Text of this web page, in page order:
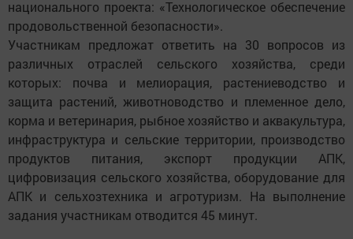
национального проекта: «Технологическое обеспечение
продовольственной безопасности».
Участникам предложат ответить на 30 вопросов из
различных отраслей сельского хозяйства, среди
которых: почва и мелиорация, растениеводство и
защита растений, животноводство и племенное дело,
корма и ветеринария, рыбное хозяйство и аквакультура,
инфраструктура и сельские территории, производство
продуктов питания, экспорт продукции АПК,
цифровизация сельского хозяйства, оборудование для
АПК и сельхозтехника и агротуризм. На выполнение
задания участникам отводится 45 минут.